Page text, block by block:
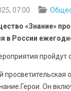
07:00
«Знание»
в России
пройдут
просветительская
Он